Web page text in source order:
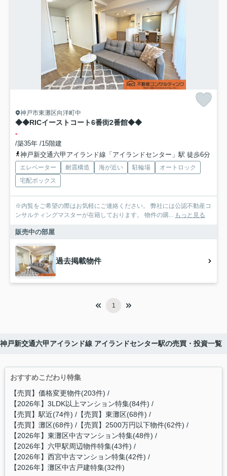
神戸市東灘区向洋町中
◆◆RICイーストコート6番街2番館◆◆
-
/築35年 /15階建
神戸新交通六甲アイランド線「アイランドセンター」駅 徒歩6分
エレベーター 耐震構造 海が近い 駐輪場
オートロック
宅配ボックス
※内覧をご希望の際はお気軽にご連絡ください。 弊社には公認不動産コ
ンサルティングマスターが在籍しております。 物件の購... もっと見る
販売中の部屋
過去掲載物件
1
神戸新交通六甲アイランド線 アイランドセンター駅の売買・投資一覧
おすすめこだわり特集
【売買】価格変更物件(203件)
【2026年】3LDK以上マンション特集(84件)
【売買】駅近(74件) 【売買】東灘区(68件)
【売買】灘区(68件) 【売買】2500万円以下物件(62件)
【2026年】東灘区中古マンション特集(48件)
【2026年】六甲駅周辺物件特集(43件)
【2026年】西宮中古マンション特集(42件)
【2026年】灘区中古戸建特集(32件)